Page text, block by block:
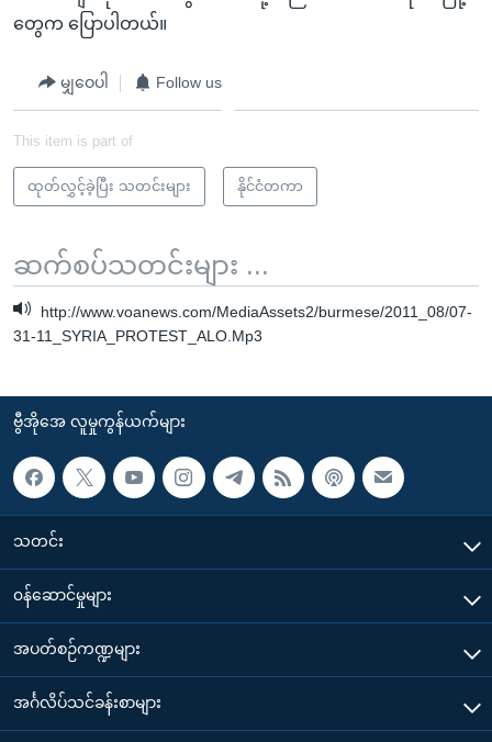
တွေက ပြောပါတယ်။
မျှဝေပါ Follow us
This item is part of
ထုတ်လွှင့်ခဲ့ပြီး သတင်းများ နိုင်ငံတကာ
ဆက်စပ်သတင်းများ ...
http://www.voanews.com/MediaAssets2/burmese/2011_08/07-
31-11_SYRIA_PROTEST_ALO.Mp3
ဗွီအိုအေ လူမှုကွန်ယက်များ
သတင်း
၀န်ဆောင်မှုများ
အပတ်စဉ်ကဏ္ဍများ
အင်္ဂလိပ်သင်ခန်းစာများ